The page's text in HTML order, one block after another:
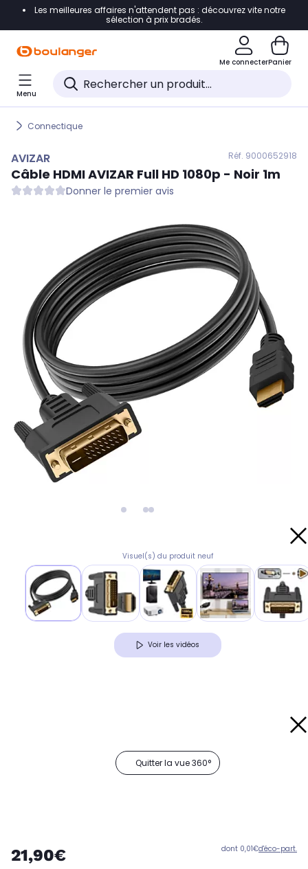
Accéder directement à la navigation
Accéder directement au pied de page
Accéder directement au chatbot
Les meilleures affaires n'attendent pas : découvrez vite notre
sélection à prix bradés.
Me connecterPanier
Menu
Connectique
AVIZAR Réf. 9000652918
Câble HDMIAVIZAR Full HD 1080p - Noir 1m
Donner le premier avis
Visuel(s) du produit neuf
Voir les vidéos
Quitter la vue 360°
21,90€ dont 0,01€d'éco-part.